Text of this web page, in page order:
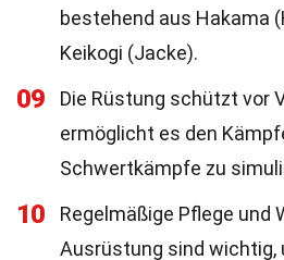
bestehend aus Hakama
Keikogi (Jacke).
09
Die Rüstung schützt vor
ermöglicht es den
Schwertkämpfe zu
10
Regelmäßige Pflege und
Ausrüstung sind wichtig,